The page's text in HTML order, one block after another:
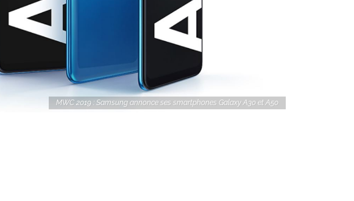
MWC 2019 : Samsung annonce ses smartphones Galaxy A30 et A50